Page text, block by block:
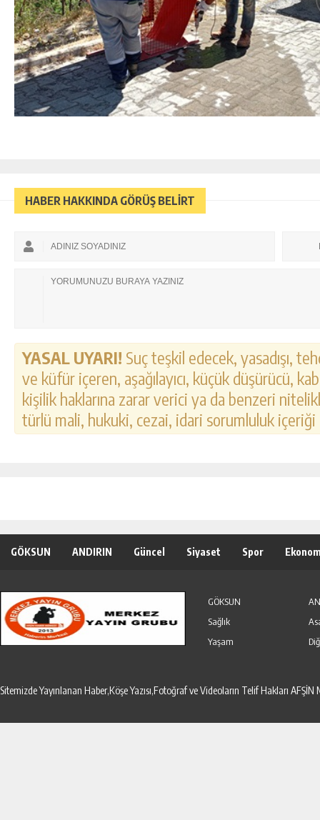
HABER HAKKINDA GÖRÜŞ BELİRT
YASAL UYARI! Suç teşkil edecek, yasadışı,
ve küfür içeren, aşağılayıcı, küçük düşürücü,
kişilik haklarına zarar verici ya da benzeri
türlü mali, hukuki, cezai, idari sorumluluk
GÖKSUN ANDIRIN Güncel Siyaset Spor
GÖKSUN
Sağlık
Yaşam
Sitemizde Yayınlanan Haber,Köşe Yazısı,Fotoğraf ve Videoların Telif Hakları